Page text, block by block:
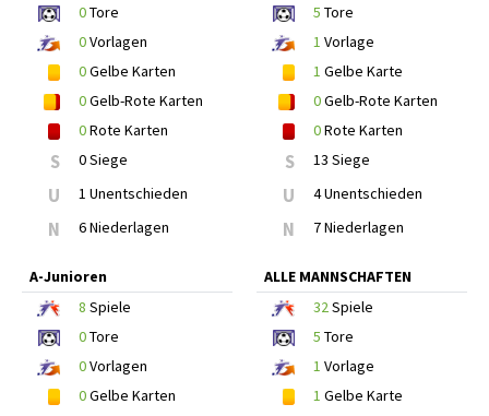
0Tore
0Vorlagen
0Gelbe Karten
0Gelb-Rote Karten
0Rote Karten
S 0 Siege
U 1 Unentschieden
N 6 Niederlagen
5 Tore
1 Vorlage
1 Gelbe Karte
0Gelb-Rote Karten
0Rote Karten
S 13 Siege
U 4 Unentschieden
N 7 Niederlagen
A-Junioren
8 Spiele
0Tore
0Vorlagen
0Gelbe Karten
ALLE MANNSCHAFTEN
32Spiele
5 Tore
1 Vorlage
1 Gelbe Karte